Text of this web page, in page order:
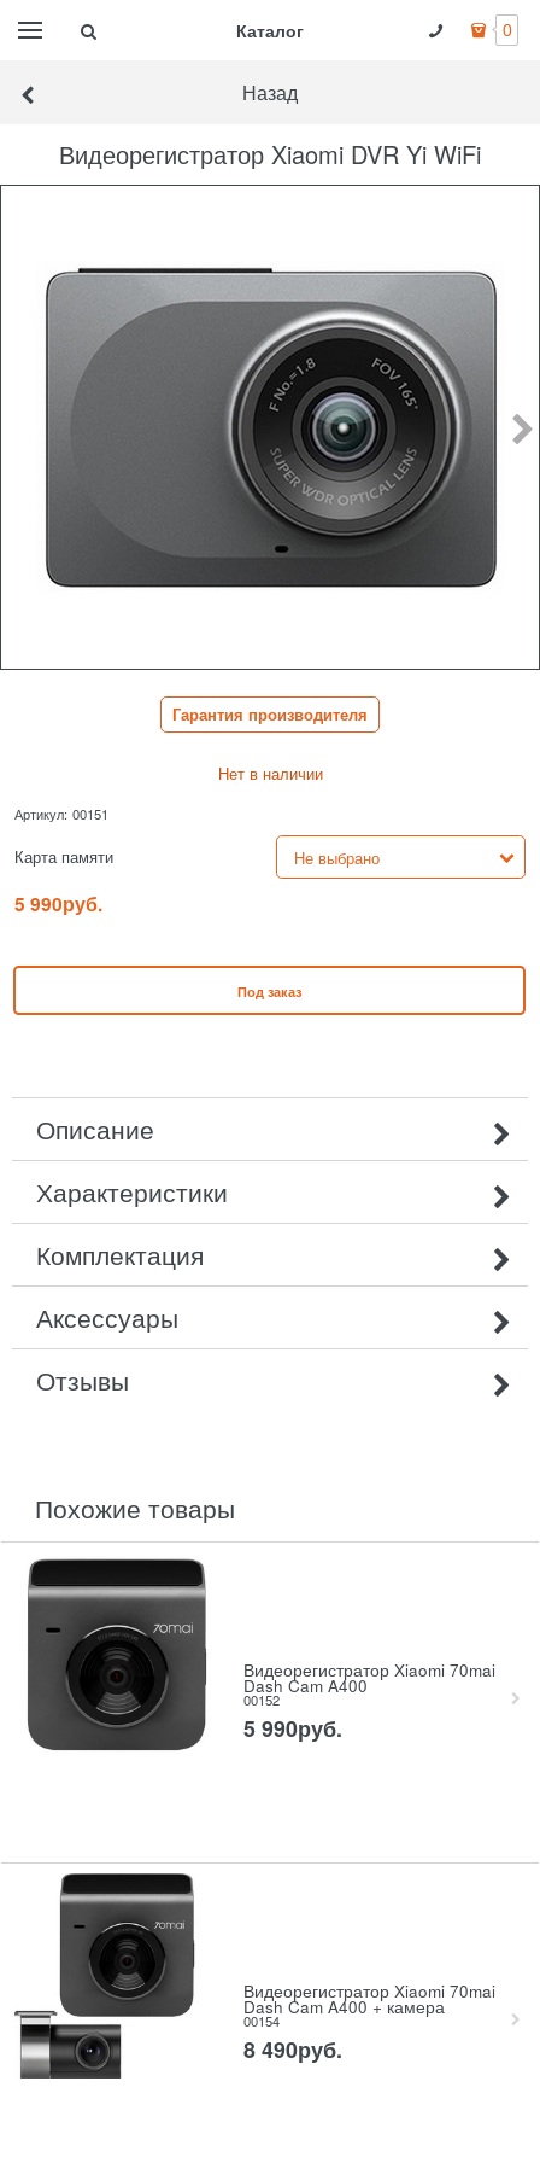
Каталог 0
Назад
Видеорегистратор Xiaomi DVR Yi WiFi
Гарантия производителя
Нет в наличии
Артикул: 00151
Карта памяти
5 990руб.
Под заказ
Описание
Характеристики
Комплектация
Аксессуары
Отзывы
похожие товары
Видеорегистратор Xiaomi 70mai
Dash Cam A400
00152
5 990руб.
Видеорегистратор Xiaomi 70mai
Dash Cam A400 + камера
00154
8 490руб.